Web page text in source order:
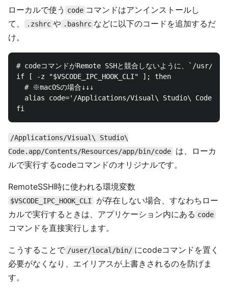
ローカルで使う code コマンドはアンインストールし
て、
.zshrc や .bashrc などに以下のコードを追加するだ
け。
# codeコマンドがRemote SSHと競合しないように、`/usr/
if [ -z "$VSCODE_IPC_HOOK_CLI" ]; then
  # ※macOSの場合↓↓↓
alias code='/Applications/Visual\ Studio\
/Applications/Visual\ Studio\
Code.app/Contents/Resources/app/bin/code
は、ローカ
ルで実行するcodeコマンドのオリジナルです。
RemoteSSH時に使われる環境変数
$VSCODE_IPC_HOOK_CLI
が存在しない場合、すなわちロー
カルで実行するときは、アプリケーション内にある code
コマンドを直接実行します。
こうすることで /user/local/bin/ にcodeコマンドを置く
必要がなくなり、エイリアスが上書きされるのを防げま
す。